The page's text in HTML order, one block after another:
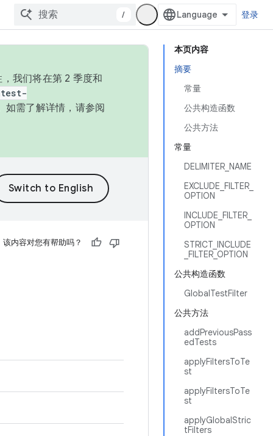
/ 登录
本页内容
摘要
常量
公共构造函数
公共方法
常量
DELIMITER_NAME
EXCLUDE_FILTER_
OPTION
INCLUDE_FILTER_
OPTION
STRICT_INCLUDE
_FILTER_OPTION
公共构造函数
GlobalTestFilter
公共方法
addPreviousPass
edTests
applyFiltersToTe
st
applyFiltersToTe
st
applyGlobalStric
tFilters
我们将在第 2 季度和
如需了解详情，请参阅
该内容对您有帮助吗？